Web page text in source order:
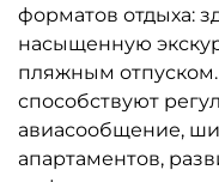
форматов отдыха:
насыщенную
пляжным
способствуют
авиасообщение,
апартаментов,